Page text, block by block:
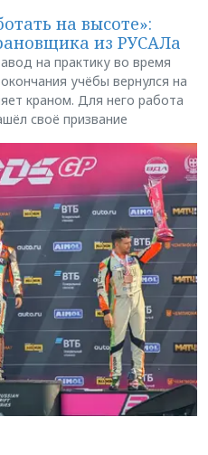
на высоте»:
из РУСАЛа
на практику во время
учёбы вернулся на
краном. Для него работа
своё призвание